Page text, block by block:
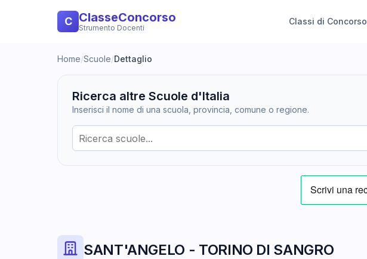
C ClasseConcorso
Strumento Docenti
Classi di Concorso
Home/Scuole/Dettaglio
Ricerca altre Scuole d'Italia
Inserisci il nome di una scuola, provincia, comune o regione.
SANT'ANGELO - TORINO DI SANGRO